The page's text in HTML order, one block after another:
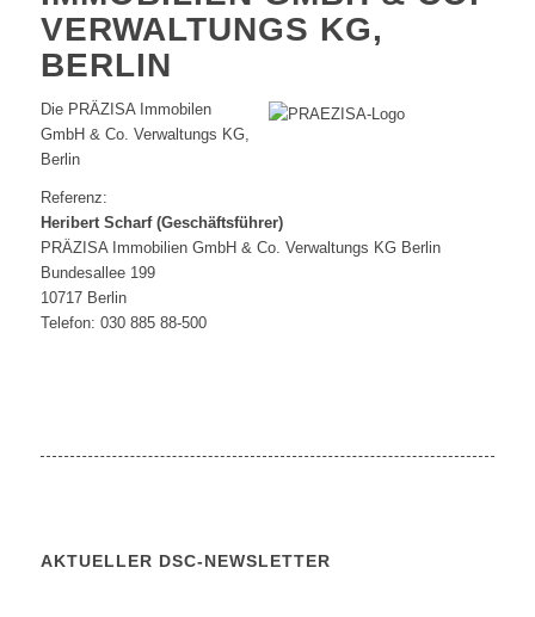
VERWALTUNGS KG,
BERLIN
Die PRÄZISA Immobilen
GmbH & Co. Verwaltungs KG,
Berlin
Referenz:
Heribert Scharf (Geschäftsführer)
PRÄZISA Immobilien GmbH & Co. Verwaltungs KG Berlin
Bundesallee 199
10717 Berlin
Telefon: 030 885 88-500
AKTUELLER DSC-NEWSLETTER